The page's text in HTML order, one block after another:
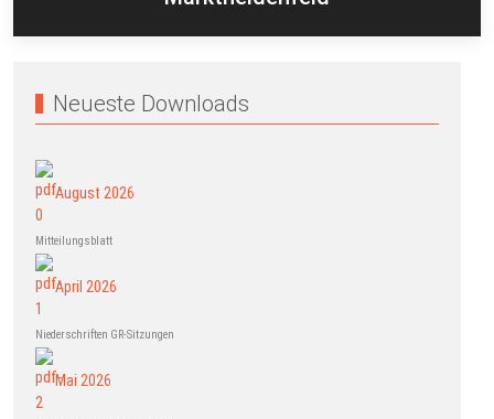
Neueste Downloads
August 2026
Mitteilungsblatt
April 2026
Niederschriften GR-Sitzungen
Mai 2026